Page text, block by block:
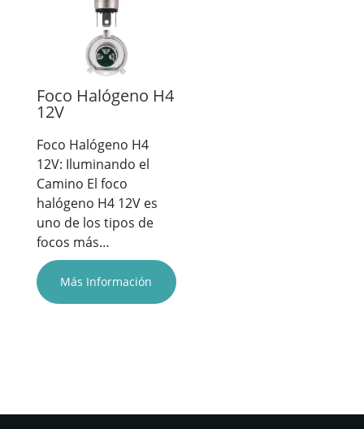
Foco Halógeno H4
12V
Foco Halógeno H4
12V: Iluminando el
Camino El foco
halógeno H4 12V es
uno de los tipos de
focos más…
Más Información